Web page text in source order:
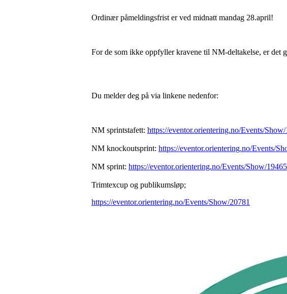
Ordinær påmeldingsfrist er ved midnatt mandag 28.april!
For de som ikke oppfyller kravene til NM-deltakelse, er det
Du melder deg på via linkene nedenfor:
NM sprintstafett: https://eventor.orientering.no/Events/
NM knockoutsprint: https://eventor.orientering.no/Events/
NM sprint: https://eventor.orientering.no/Events/Show/19465
Trimtexcup og publikumsløp;
https://eventor.orientering.no/Events/Show/20781